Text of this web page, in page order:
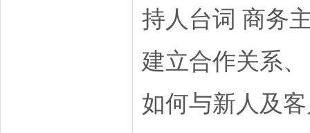
持人台词 商务
建立合作关系、
如何与新人及